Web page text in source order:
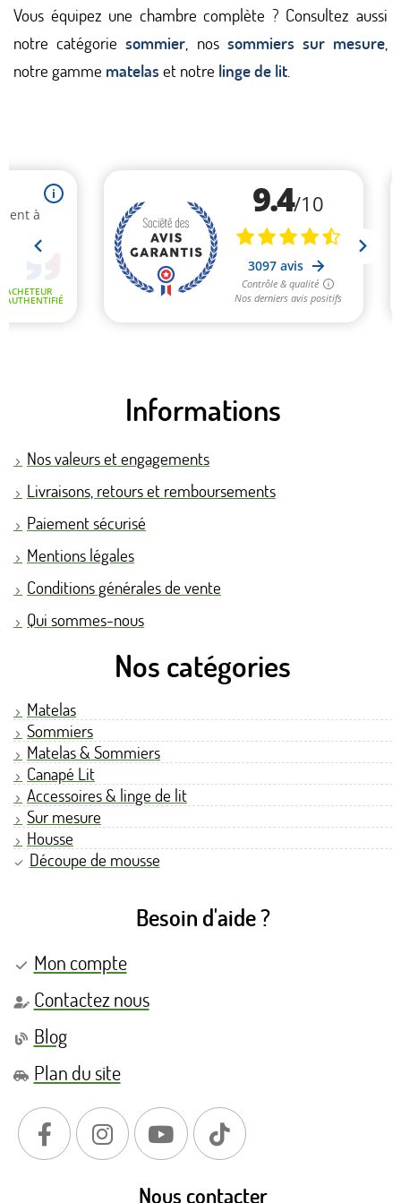
Vous équipez une chambre complète ? Consultez aussi
notre catégoriesommier , nos sommiers sur mesure
notre gamme matelas et notre linge de lit
Informations
Nos valeurs et engagements
Livraisons, retours et remboursements
Paiement sécurisé
Mentions légales
Conditions générales de vente
Qui sommes-nous
Nos catégories
Matelas
Sommiers
Matelas & Sommiers
Canapé Lit
Accessoires & linge de lit
Sur mesure
Housse
Découpe de mousse
Besoin d'aide ?
Mon compte
Contactez nous
Blog
Plan du site
Nous contacter